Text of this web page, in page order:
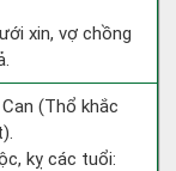
xin, vợ chồng
(Thổ khắc
kỵ các tuổi: